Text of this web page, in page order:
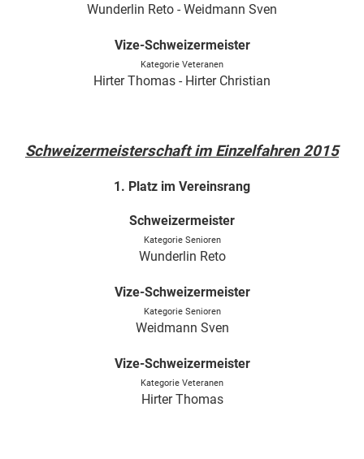
Wunderlin Reto - Weidmann Sven
Vize-Schweizermeister
Kategorie Veteranen
Hirter Thomas - Hirter Christian
Schweizermeisterschaft im Einzelfahren 2015
1. Platz im Vereinsrang
Schweizermeister
Kategorie Senioren
Wunderlin Reto
Vize-Schweizermeister
Kategorie Senioren
Weidmann Sven
Vize-Schweizermeister
Kategorie Veteranen
Hirter Thomas